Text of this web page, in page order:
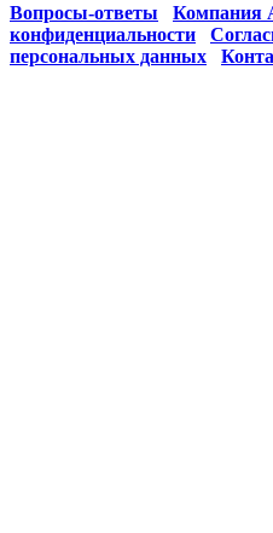
Вопросы-ответы Компания
конфиденциальности
персональных данных